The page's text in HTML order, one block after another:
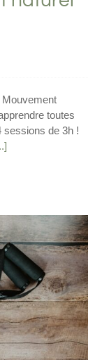
toutes
sessions de 3h !
du